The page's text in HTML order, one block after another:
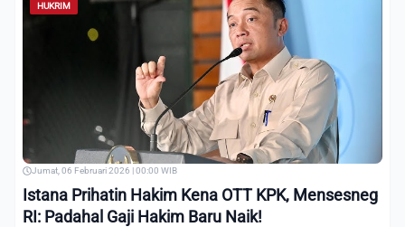
HUKRIM
Jumat, 06 Februari 2026 | 00:00 WIB
Istana Prihatin Hakim Kena OTT KPK, Mensesneg
RI: Padahal Gaji Hakim Baru Naik!